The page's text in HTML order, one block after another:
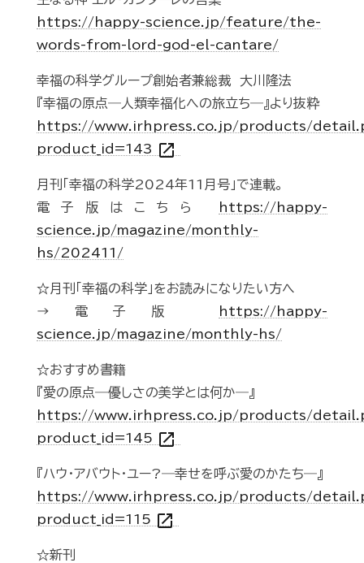
https://happy-science.jp/feature/the-
words-from-lord-god-el-cantare/
幸福の科学グループ創始者兼総裁 大川隆法
『幸福の原点―人類幸福化への旅立ち―』より抜粋
https://www.irhpress.co.jp/products/
product_id=143 open_in_new
月刊「幸福の科学2024年11月号」で連載。
電子版はこちら
https://happy-
science.jp/magazine/monthly-
hs/202411/
☆月刊「幸福の科学」をお読みになりたい方へ
→電子版
https://happy-
science.jp/magazine/monthly-hs/
☆おすすめ書籍
『愛の原点―優しさの美学とは何か―』
https://www.irhpress.co.jp/products/
product_id=145 open_in_new
『ハウ・アバウト・ユー?―幸せを呼ぶ愛のかたち―』
https://www.irhpress.co.jp/products/
product_id=115 open_in_new
☆新刊